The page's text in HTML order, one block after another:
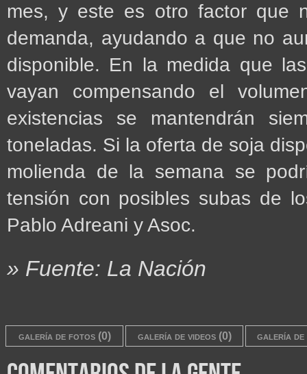
mes, y este es otro factor que
demanda, ayudando a que no
disponible. En la medida que
vayan compensando el
existencias se mantendrán
toneladas. Si la oferta de soja
molienda de la semana se
tensión con posibles subas de
Pablo Adreani y Asoc.
» Fuente: La Nación
galería de fotos (0) galería de videos (0) galería de